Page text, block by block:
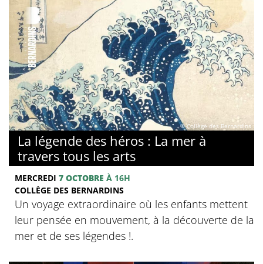
© Collège des Bernardins
La légende des héros : La mer à
travers tous les arts
MERCREDI 7 OCTOBRE À 16H
COLLÈGE DES BERNARDINS
Un voyage extraordinaire où les enfants mettent
leur pensée en mouvement, à la découverte de la
mer et de ses légendes !.